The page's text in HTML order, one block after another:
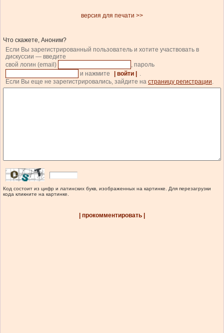
версия для печати >>
Что скажете, Аноним?
Если Вы зарегистрированный пользователь и хотите участвовать в
дискуссии — введите
свой логин (email)
, пароль
и нажмите
| войти |
.
Если Вы еще не зарегистрировались, зайдите на страницу регистрации.
Код состоит из цифр и латинских букв, изображенных на картинке. Для перезагрузки
кода кликните на картинке.
| прокомментировать |